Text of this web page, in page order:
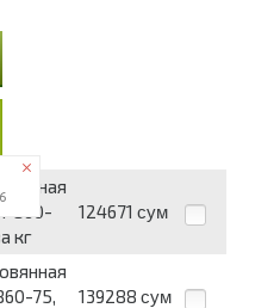
860-
кг
124671 сум
75,
139288 сум